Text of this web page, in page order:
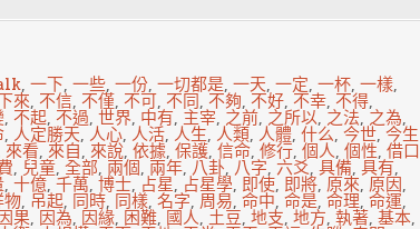
, 一下, 一些, 一份, 一切都是, 一天, 一定, 一杯, 一樣,
來, 不信, 不僅, 不可, 不同, 不夠, 不好,不幸, 不得,
, 不起, 不過, 世界, 中有, 主宰, 之前, 之所以, 之法,之為,
, 人定勝天,人心,人活,人生, 人類,人體,什么,今世,今生
來看,來自, 來說, 依據, 保護, 信命, 修行, 個人, 個性, 借口
, 兒童, 全部, 兩個,兩年, 八卦,八字, 六爻,具備,具有,
,十億,千萬,博士,占星, 占星學, 即使, 即將,原來,原因,
物, 吊起, 同時,同樣,名字,周易, 命中, 命是, 命理, 命運,
果,因為, 因緣, 困難,國人, 土豆, 地支, 地方, 執著, 基本,